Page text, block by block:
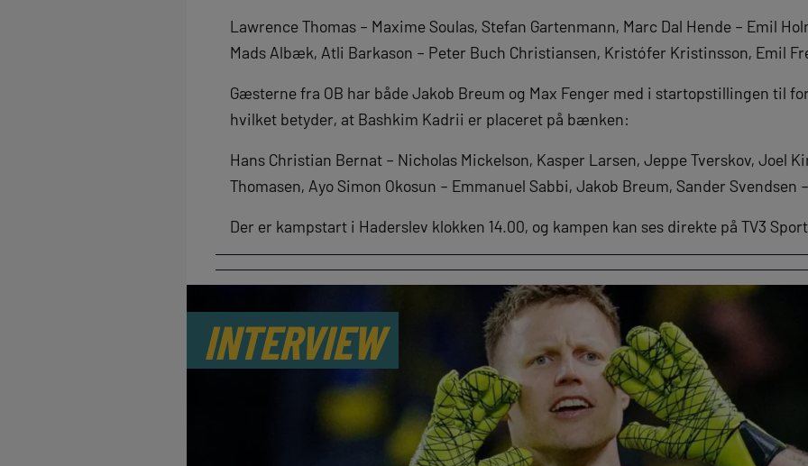
Lawrence Thomas – Maxime Soulas, Stefan Gartenmann, Marc Dal Hende – Emil
Mads Albæk, Atli Barkason – Peter Buch Christiansen, Kristófer Kristinsson, Emil
Gæsterne fra OB har både Jakob Breum og Max Fenger med i startopstillingen til
hvilket betyder, at Bashkim Kadrii er placeret på bænken:
Hans Christian Bernat – Nicholas Mickelson, Kasper Larsen, Jeppe Tverskov, Joel
Thomasen, Ayo Simon Okosun – Emmanuel Sabbi, Jakob Breum, Sander Svendsen
Der er kampstart i Haderslev klokken 14.00, og kampen kan ses direkte på TV3
INTERVIEW